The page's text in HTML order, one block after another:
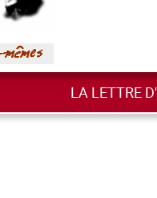
LA LETTRE